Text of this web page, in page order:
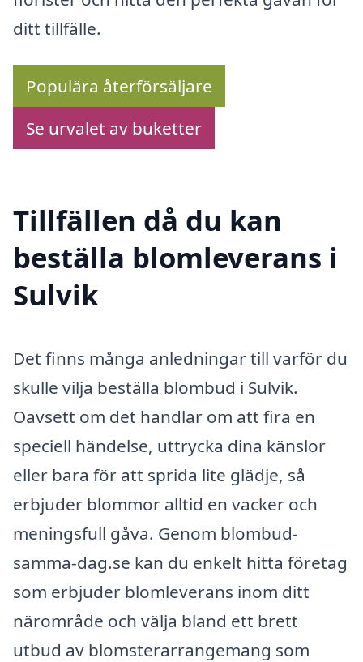
ditt tillfälle.
Populära återförsäljare
Se urvalet av buketter
Tillfällen då du kan
beställa blomleverans i
Sulvik
Det finns många anledningar till varför du
skulle vilja beställa blombud i Sulvik.
Oavsett om det handlar om att fira en
speciell händelse, uttrycka dina känslor
eller bara för att sprida lite glädje, så
erbjuder blommor alltid en vacker och
meningsfull gåva. Genom blombud-
samma-dag.se kan du enkelt hitta företag
som erbjuder blomleverans inom ditt
närområde och välja bland ett brett
utbud av blomsterarrangemang som